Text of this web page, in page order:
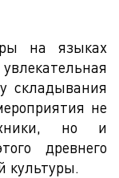
на языках
складывания
не
но и
древнего
культуры.